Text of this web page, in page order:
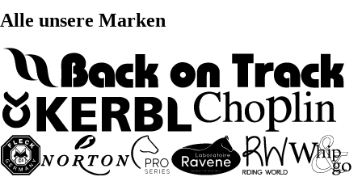
Alle unsere Marken